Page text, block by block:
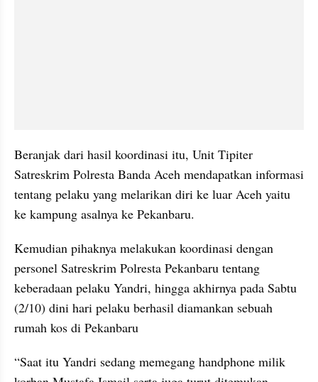
Beranjak dari hasil koordinasi itu, Unit Tipiter
Satreskrim Polresta Banda Aceh mendapatkan informasi
tentang pelaku yang melarikan diri ke luar Aceh yaitu
ke kampung asalnya ke Pekanbaru.
Kemudian pihaknya melakukan koordinasi dengan
personel Satreskrim Polresta Pekanbaru tentang
keberadaan pelaku Yandri, hingga akhirnya pada Sabtu
(2/10) dini hari pelaku berhasil diamankan sebuah
rumah kos di Pekanbaru
“Saat itu Yandri sedang memegang handphone milik